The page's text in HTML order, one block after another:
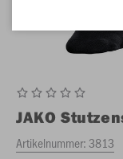
JAKO
Artikelnummer:3813